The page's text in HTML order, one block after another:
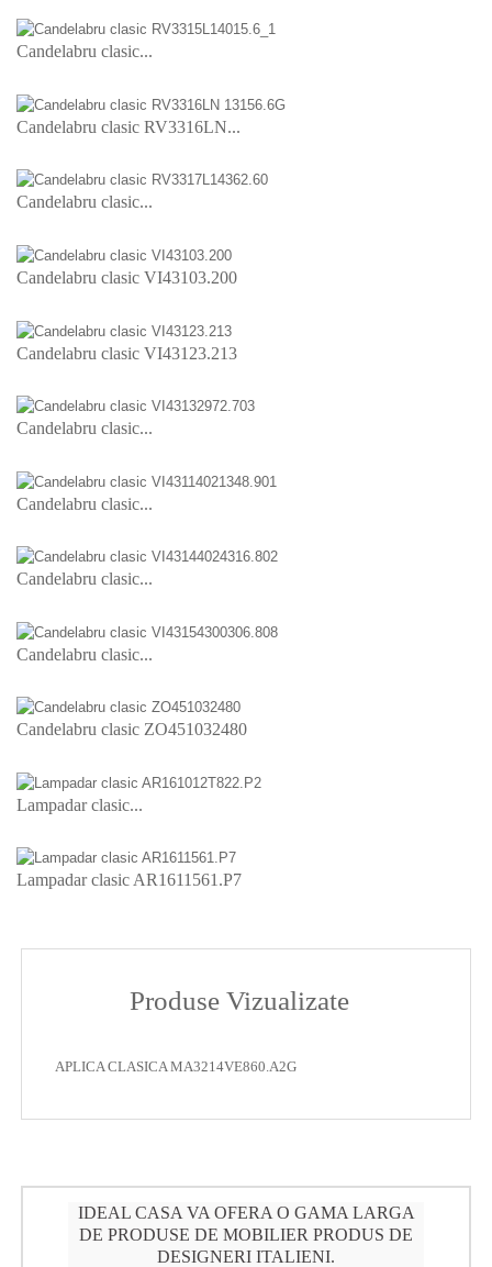
Candelabru clasic...
Candelabru clasic RV3316LN...
Candelabru clasic...
Candelabru clasic VI43103.200
Candelabru clasic VI43123.213
Candelabru clasic...
Candelabru clasic...
Candelabru clasic...
Candelabru clasic...
Candelabru clasic ZO451032480
Lampadar clasic...
Lampadar clasic AR1611561.P7
Produse Vizualizate
APLICA CLASICA MA3214VE860.A2G
IDEAL CASA VA OFERA O GAMA LARGA
DE PRODUSE DE MOBILIER PRODUS DE
DESIGNERI ITALIENI.